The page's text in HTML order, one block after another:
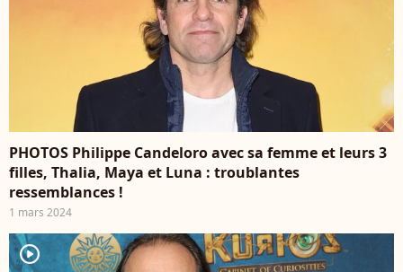
PHOTOS Philippe Candeloro avec sa femme et leurs 3
filles, Thalia, Maya et Luna : troublantes
ressemblances !
1 mars 2024
player2